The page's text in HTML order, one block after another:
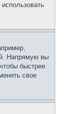
Напрямую вы
быстрее
свое